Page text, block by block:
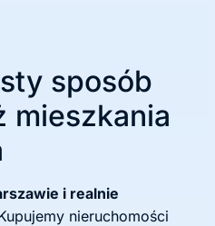
sposób
mieszkania
i realnie
nieruchomości